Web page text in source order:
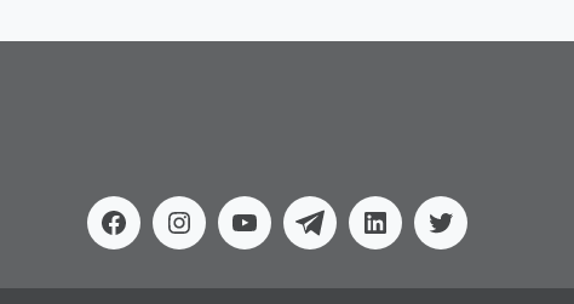
FacebookInstagram
YoutubeTelegramLinkedinTwitter